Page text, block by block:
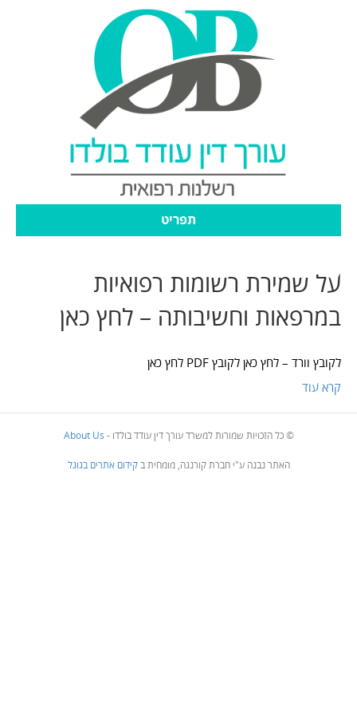
תפריט
על שמירת רשומות רפואיות
במרפאות וחשיבותה – לחץ כאן
לקובץ וורד – לחץ כאן לקובץ PDF לחץ כאן
קרא עוד
© כל הזכויות שמורות למשרד עורך דין עודד בולדו - About Us
האתר נבנה ע"י חברת קורנגה, מומחית בקידום אתרים בגוגל